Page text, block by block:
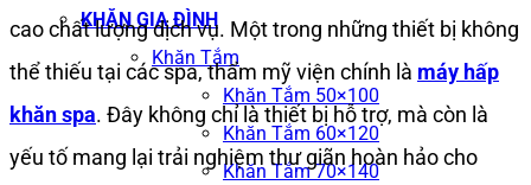
KHĂN GIA ĐÌNH
Khăn Tắm
Khăn Tắm 50×100
Khăn Tắm 60×120
Khăn Tắm 70×140
cao chất lượng dịch vụ. Một trong những thiết bị không
thể thiếu tại các spa, thẩm mỹ viện chính là máy hấp
khăn spa. Đây không chỉ là thiết bị hỗ trợ, mà còn là
yếu tố mang lại trải nghiệm thư giãn hoàn hảo cho